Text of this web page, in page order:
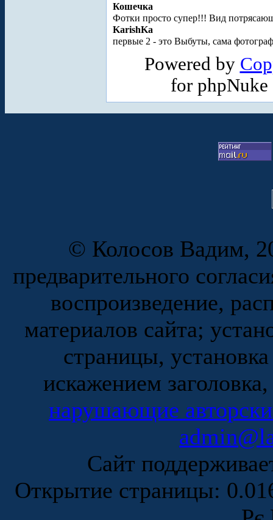
Кошечка
Фотки просто супер!!! Вид
KarishKa
первые 2 - это Выбуты, сама
Powered by
for
© Колосов Вадим,
предварительного
воспроизведение,
материалов сайта;
страницы,
искажением
нарушающие
Сайт
Открытие страницы: